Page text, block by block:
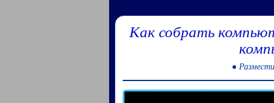
Как собрать
●